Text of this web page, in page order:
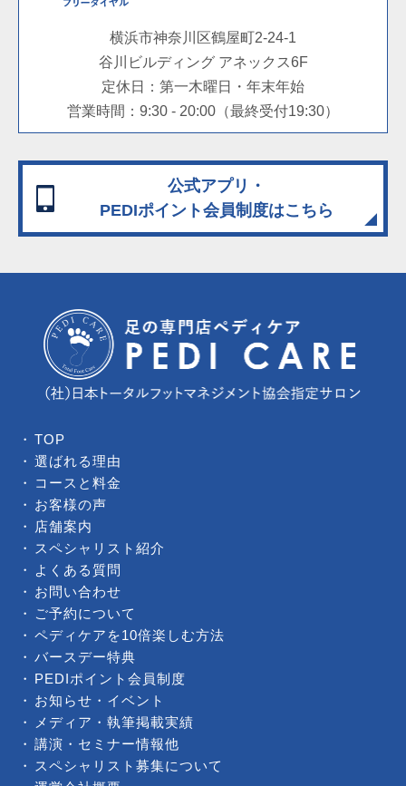
横浜市神奈川区鶴屋町2-24-1
谷川ビルディング アネックス6F
定休日：第一木曜日・年末年始
営業時間：9:30 - 20:00（最終受付19:30）
公式アプリ・
PEDIポイント会員制度はこちら
TOP
選ばれる理由
コースと料金
お客様の声
店舗案内
スペシャリスト紹介
よくある質問
お問い合わせ
ご予約について
ペディケアを10倍楽しむ方法
バースデー特典
PEDIポイント会員制度
お知らせ・イベント
メディア・執筆掲載実績
講演・セミナー情報他
スペシャリスト募集について